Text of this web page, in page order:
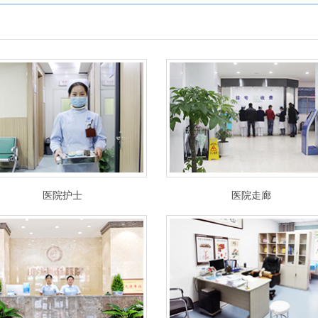
医院护士 医院走廊